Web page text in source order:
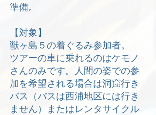
準備。
【対象】
獣ヶ島５の着ぐるみ参加者。
ツアーの車に乗れるのはケモノ
さんのみです。人間の姿での参
加を希望される場合は洞窟行き
バス（バスは西浦地区には行き
ません）またはレンタサイクル